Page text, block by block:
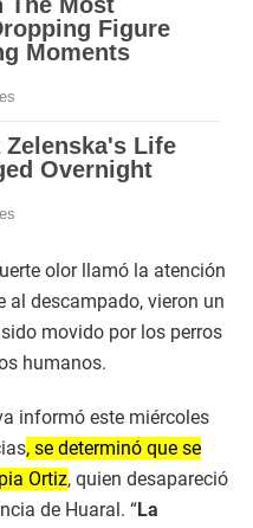
olor llamó la atención
al descampado, vieron un
movido por los perros
humanos.
informó este miércoles
, se determinó que se
Ortiz, quien desapareció
de Huaral. “La